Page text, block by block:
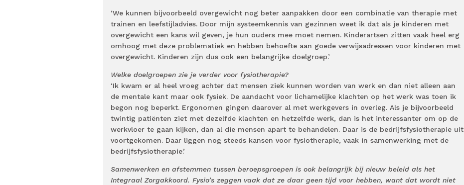
‘We kunnen bijvoorbeeld overgewicht nog beter aanpakken door een combinatie van therapie met
trainen en leefstijladvies. Door mijn systeemkennis van gezinnen weet ik dat als je kinderen met
overgewicht een kans wil geven, je hun ouders mee moet nemen. Kinderartsen zitten vaak heel erg
omhoog met deze problematiek en hebben behoefte aan goede verwijsadressen voor kinderen met
overgewicht. Kinderen zijn dus ook een belangrijke doelgroep.’
Welke doelgroepen zie je verder voor fysiotherapie?
‘Ik kwam er al heel vroeg achter dat mensen ziek kunnen worden van werk en dan niet alleen aan
de mentale kant maar ook fysiek. De aandacht voor lichamelijke klachten op het werk was toen ik
begon nog beperkt. Ergonomen gingen daarover al met werkgevers in overleg. Als je bijvoorbeeld
twintig patiënten ziet met dezelfde klachten en hetzelfde werk, dan is het interessanter om op de
werkvloer te gaan kijken, dan al die mensen apart te behandelen. Daar is de bedrijfsfysiotherapie uit
voortgekomen. Daar liggen nog steeds kansen voor fysiotherapie, vaak in samenwerking met de
bedrijfsfysiotherapie.’
Samenwerken en afstemmen tussen beroepsgroepen is ook belangrijk bij nieuw beleid als het
Integraal Zorgakkoord. Fysio’s zeggen vaak dat ze daar geen tijd voor hebben, want dat wordt niet